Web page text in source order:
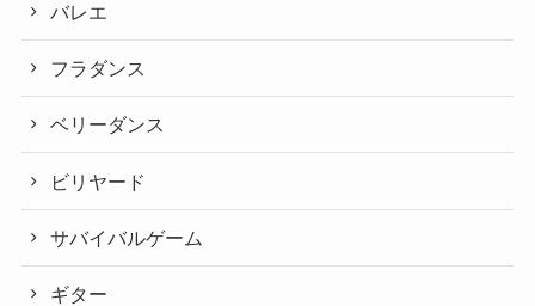
バレエ
フラダンス
ベリーダンス
ビリヤード
サバイバルゲーム
ギター